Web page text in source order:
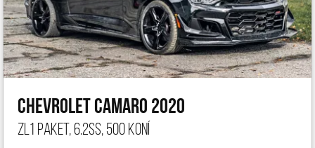
Chevrolet Camaro 2020
ZL1 paket, 6.2ss, 500 koní